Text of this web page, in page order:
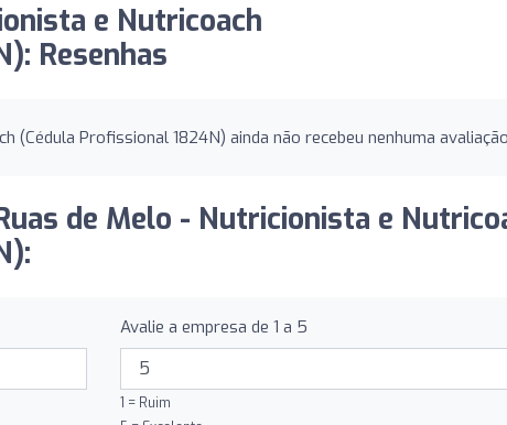
e Nutricoach
Resenhas
(Cédula Profissional 1824N) ainda não recebeu nenhuma
de Melo - Nutricionista e
Avalie a empresa de 1 a 5
1 = Ruim